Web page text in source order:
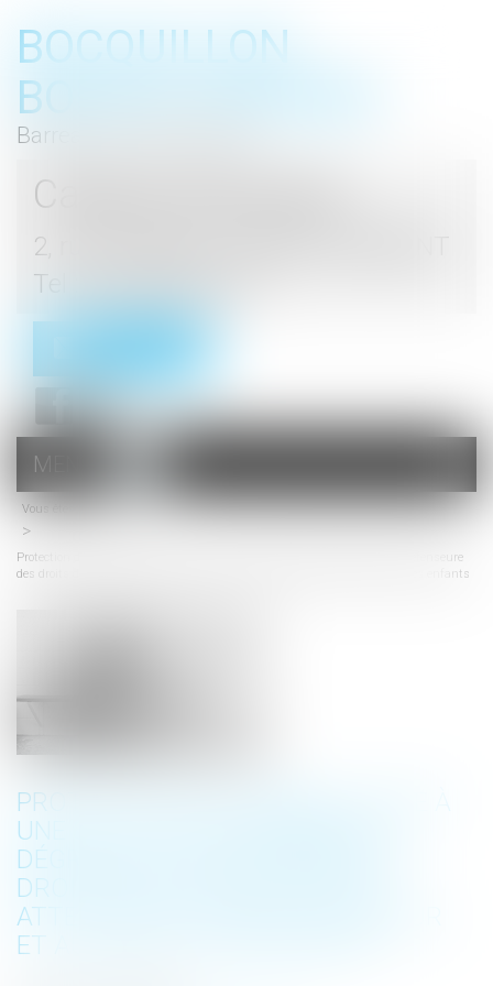
BOCQUILLON
BOESCH GROMEK
Barreau de Haute Marne
Cabinet d'avocats
2, rue du Palais - 52000 CHAUMONT
Tel : 03 25 03 05 62
menu
MENU
Vous êtes ici :
Protection de l’enfance : face à une situation extrêmement dégradée, la Défenseure
des droits dénonce de graves atteintes à l’intérêt supérieur et aux droits des enfants
PROTECTION DE L’ENFANCE : FACE À
UNE SITUATION EXTRÊMEMENT
DÉGRADÉE, LA DÉFENSEURE DES
DROITS DÉNONCE DE GRAVES
ATTEINTES À L’INTÉRÊT SUPÉRIEUR
ET AUX DROITS DES ENFANTS